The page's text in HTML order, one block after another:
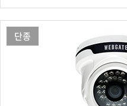
단종